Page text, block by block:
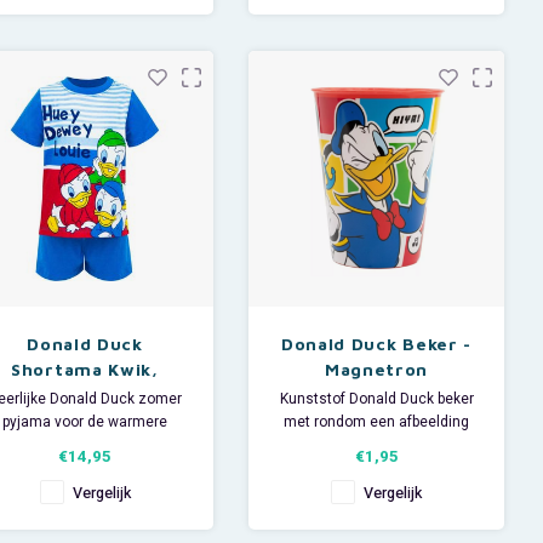
zoals Donald Duck, Guus
Geluk, de Zware Jongens,
Kwik, Kwek en Kwak, Minnie
Donald Duck
Shortama Kwik,
Kwak - Licht
Blauw
Donald Duck zomer
pyjama voor de warmere
Deze leuke licht blauwe
Disney baby shortama heeft
€14,95
Vergelijk
Donald Duck Beker -
Magnetron
Kunststof Donald Duck beker
met rondom een afbeelding
Duck.
De
€1,95
Vergelijk